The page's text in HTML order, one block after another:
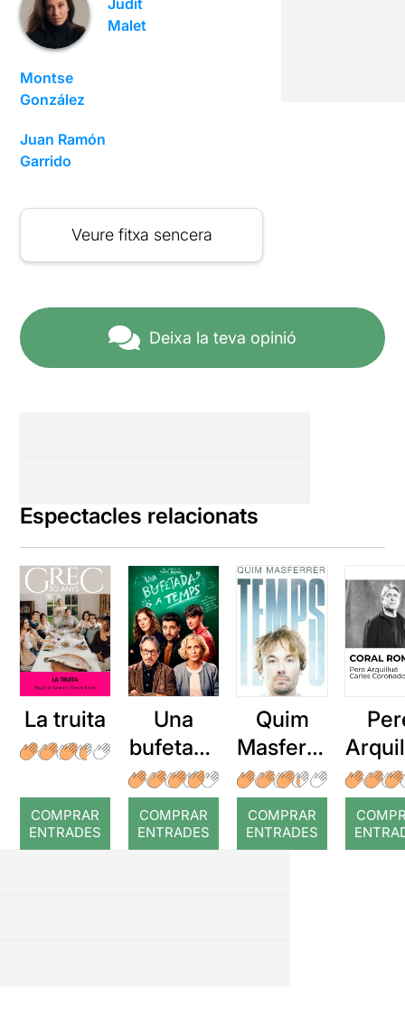
Malet
Montse
González
Juan Ramón
Garrido
Veure fitxa sencera
Deixa la teva opinió
Espectacles relacionats
La truita
COMPRAR
ENTRADES
Una
bufetada
a temps
COMPRAR
ENTRADES
Quim
Masferre
r: Temps
COMPRAR
ENTRADES
: